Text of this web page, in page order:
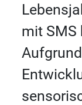
mit SMS